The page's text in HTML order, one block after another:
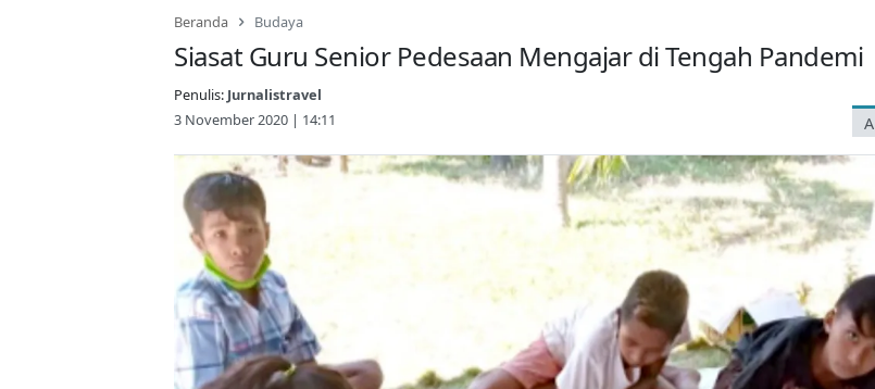
Beranda Budaya
Siasat Guru Senior Pedesaan Mengajar di Tengah Pandemi
Penulis: Jurnalistravel
3 November 2020 | 14:11
A